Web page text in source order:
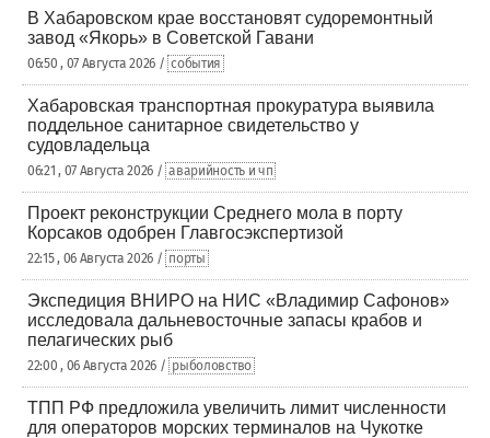
В Хабаровском крае восстановят судоремонтный
завод «Якорь» в Советской Гавани
06:50 , 07 Августа 2026 / события
Хабаровская транспортная прокуратура выявила
поддельное санитарное свидетельство у
судовладельца
06:21 , 07 Августа 2026 / аварийность и чп
Проект реконструкции Среднего мола в порту
Корсаков одобрен Главгосэкспертизой
22:15 , 06 Августа 2026 / порты
Экспедиция ВНИРО на НИС «Владимир Сафонов»
исследовала дальневосточные запасы крабов и
пелагических рыб
22:00 , 06 Августа 2026 / рыболовство
ТПП РФ предложила увеличить лимит численности
для операторов морских терминалов на Чукотке